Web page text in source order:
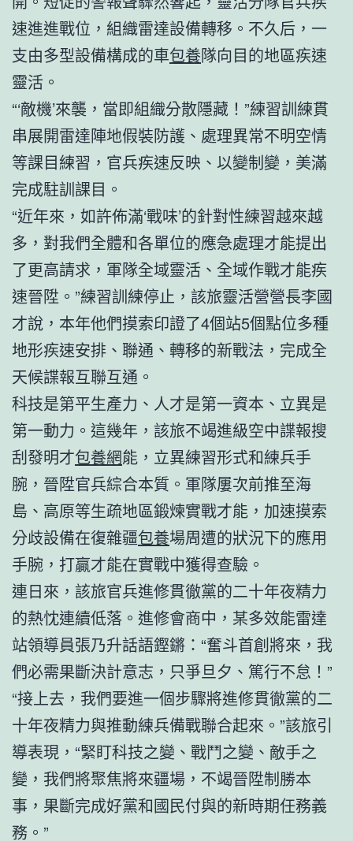
速進進戰位，組織雷達設備轉移。不久后，一
支由多型設備構成的車包養隊向目的地區疾速
靈活。
“‘敵機’來襲，當即組織分散隱藏！”練習訓練貫
串展開雷達陣地假裝防護、處理異常不明空情
等課目練習，官兵疾速反映、以變制變，美滿
完成駐訓課目。
“近年來，如許佈滿‘戰味’的針對性練習越來越
多，對我們全體和各單位的應急處理才能提出
了更高請求，軍隊全域靈活、全域作戰才能疾
速晉陞。”練習訓練停止，該旅靈活營營長李國
才說，本年他們摸索印證了4個站5個點位多種
地形疾速安排、聯通、轉移的新戰法，完成全
天候諜報互聯互通。
科技是第平生產力、人才是第一資本、立異是
第一動力。這幾年，該旅不竭進級空中諜報搜
刮發明才包養網能，立異練習形式和練兵手
腕，晉陞官兵綜合本質。軍隊屢次前推至海
島、高原等生疏地區鍛煉實戰才能，加速摸索
分歧設備在復雜疆包養場周遭的狀況下的應用
手腕，打贏才能在實戰中獲得查驗。
連日來，該旅官兵進修貫徹黨的二十年夜精力
的熱忱連續低落。進修會商中，某多效能雷達
站領導員張乃升話語鏗鏘：“奮斗首創將來，我
們必需果斷決計意志，只爭旦夕、篤行不怠！”
“接上去，我們要進一個步驟將進修貫徹黨的二
十年夜精力與推動練兵備戰聯合起來。”該旅引
導表現，“緊盯科技之變、戰鬥之變、敵手之
變，我們將聚焦將來疆場，不竭晉陞制勝本
事，果斷完成好黨和國民付與的新時期任務義
務。”